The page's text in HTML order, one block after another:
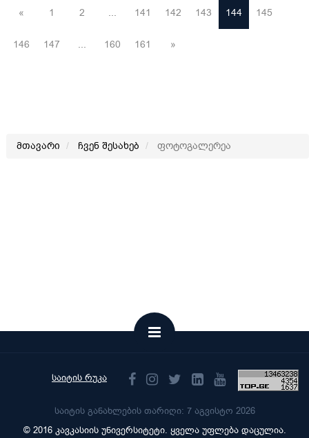
« 1 2 ... 141 142 143 144 145
146 147 ... 160 161 »
მთავარი ჩვენ შესახებ ფოტოგალერეა
საიტის რუკა
საიტის განახლების თარიღი: 7 აგვისტო 2026
© 2016 კავკასიის უნივერსიტეტი. ყველა უფლება დაცულია.